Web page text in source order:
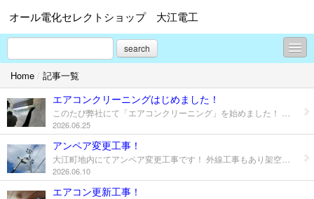
オール電化セレクトショップ 大江電工
search
最新レポート
太陽光蓄電池リンク集
関連会社紹介
プロフィール
お問合せ
Home / 記事一覧
エアコンクリーニングはじめました！
2026.06.25
アンペア変更工事！
2026.06.10
エアコン更新工事！